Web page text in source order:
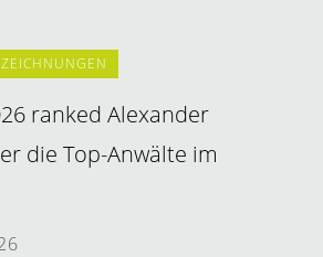
ranked Alexander
die Top-Anwälte im